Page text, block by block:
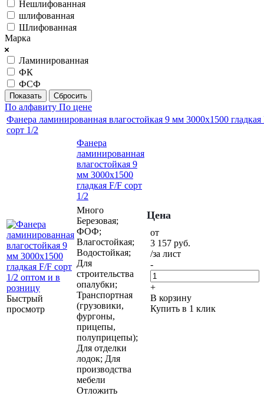
Нешлифованная
шлифованная
Шлифованная
Марка
Ламинированная
ФК
ФСФ
Сбросить
По алфавиту По цене
Фанера ламинированная влагостойкая 9 мм 3000х1500 гладкая
сорт 1/2
Быстрый
просмотр
Фанера
ламинированная
влагостойкая 9
мм 3000х1500
гладкая F/F сорт
1/2
Много
Березовая;
ФОФ;
Влагостойкая;
Водостойкая;
Для
строительства
опалубки;
Транспортная
(грузовики,
фургоны,
прицепы,
полуприцепы);
Для отделки
лодок; Для
производства
мебели
Отложить
Цена
от
3 157 руб.
/за лист
-
+
В корзину
Купить в 1 клик